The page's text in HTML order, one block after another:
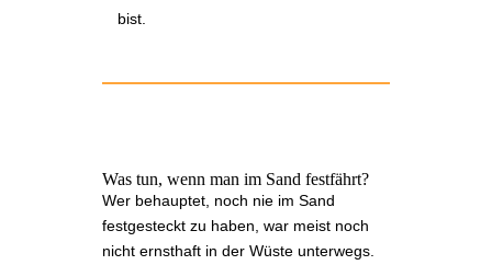
bist.
Was tun, wenn man im Sand festfährt?
Wer behauptet, noch nie im Sand
festgesteckt zu haben, war meist noch
nicht ernsthaft in der Wüste unterwegs.